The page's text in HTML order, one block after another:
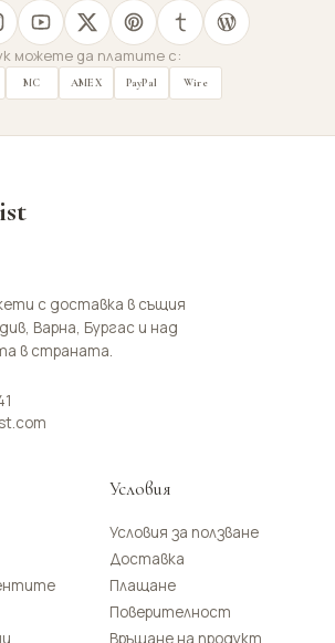
можете да платите с:
MC AMEX PayPal Wire
с доставка в същия
Варна, Бургас и над
в страната.
Условия
Условия за ползване
Доставка
Плащане
Поверителност
Връщане на продукт